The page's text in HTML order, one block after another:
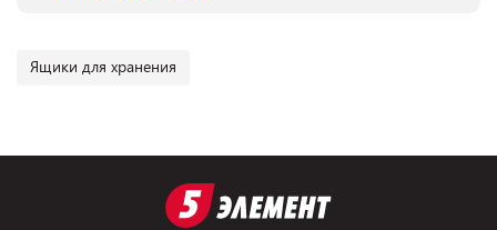
Ящики для хранения